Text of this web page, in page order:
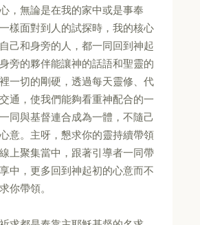
，無論是在我的家中或是事奉
樣面對到人的試探時，我的核心
己和身旁的人，都一同回到神起
旁的夥伴能讓神的話語和聖靈的
一切的剛硬，透過每天靈修、代
通，使我們能夠看重神配合的一
同與基督連合成為一體，不隨己
意。主呀，懇求你的靈持續帶領
上聚集當中，跟著引導者一同帶
中，更多回到神起初的心意而不
你帶領。